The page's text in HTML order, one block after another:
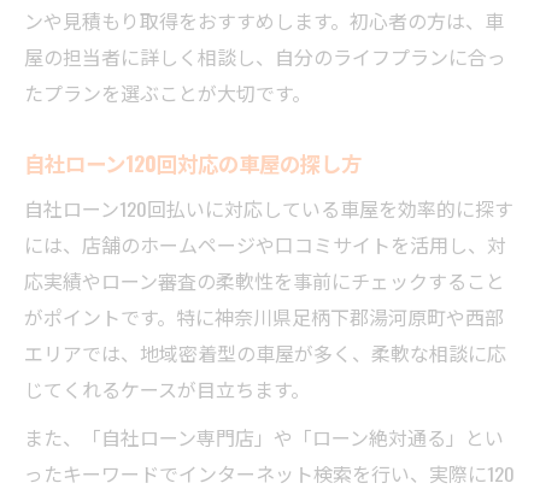
ンや見積もり取得をおすすめします。初心者の方は、車
屋の担当者に詳しく相談し、自分のライフプランに合っ
たプランを選ぶことが大切です。
自社ローン120回対応の車屋の探し方
自社ローン120回払いに対応している車屋を効率的に探す
には、店舗のホームページや口コミサイトを活用し、対
応実績やローン審査の柔軟性を事前にチェックすること
がポイントです。特に神奈川県足柄下郡湯河原町や西部
エリアでは、地域密着型の車屋が多く、柔軟な相談に応
じてくれるケースが目立ちます。
また、「自社ローン専門店」や「ローン絶対通る」とい
ったキーワードでインターネット検索を行い、実際に120